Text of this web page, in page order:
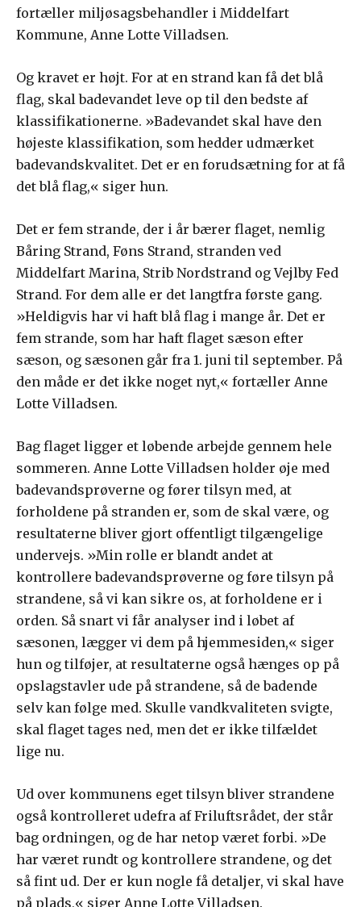
fortæller miljøsagsbehandler i Middelfart
Kommune, Anne Lotte Villadsen.
Og kravet er højt. For at en strand kan få det blå
flag, skal badevandet leve op til den bedste af
klassifikationerne. »Badevandet skal have den
højeste klassifikation, som hedder udmærket
badevandskvalitet. Det er en forudsætning for at få
det blå flag,« siger hun.
Det er fem strande, der i år bærer flaget, nemlig
Båring Strand, Føns Strand, stranden ved
Middelfart Marina, Strib Nordstrand og Vejlby Fed
Strand. For dem alle er det langtfra første gang.
»Heldigvis har vi haft blå flag i mange år. Det er
fem strande, som har haft flaget sæson efter
sæson, og sæsonen går fra 1. juni til september. På
den måde er det ikke noget nyt,« fortæller Anne
Lotte Villadsen.
Bag flaget ligger et løbende arbejde gennem hele
sommeren. Anne Lotte Villadsen holder øje med
badevandsprøverne og fører tilsyn med, at
forholdene på stranden er, som de skal være, og
resultaterne bliver gjort offentligt tilgængelige
undervejs. »Min rolle er blandt andet at
kontrollere badevandsprøverne og føre tilsyn på
strandene, så vi kan sikre os, at forholdene er i
orden. Så snart vi får analyser ind i løbet af
sæsonen, lægger vi dem på hjemmesiden,« siger
hun og tilføjer, at resultaterne også hænges op på
opslagstavler ude på strandene, så de badende
selv kan følge med. Skulle vandkvaliteten svigte,
skal flaget tages ned, men det er ikke tilfældet
lige nu.
Ud over kommunens eget tilsyn bliver strandene
også kontrolleret udefra af Friluftsrådet, der står
bag ordningen, og de har netop været forbi. »De
har været rundt og kontrollere strandene, og det
så fint ud. Der er kun nogle få detaljer, vi skal have
på plads,« siger Anne Lotte Villadsen.